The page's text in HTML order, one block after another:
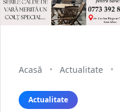
Acasă • Actualitate •
Actualitate